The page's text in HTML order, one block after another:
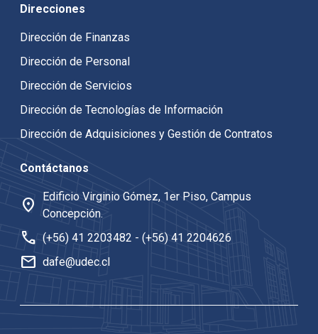
Direcciones
Dirección de Finanzas
Dirección de Personal
Dirección de Servicios
Dirección de Tecnologías de Información
Dirección de Adquisiciones y Gestión de Contratos
Contáctanos
location_on
Edificio Virginio Gómez, 1er Piso, Campus
Concepción.
call (+56) 41 2203482 - (+56) 41 2204626
mail dafe@udec.cl